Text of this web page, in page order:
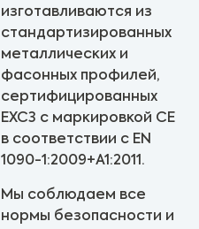
изготавливаются из
стандартизированных
металлических и
фасонных профилей,
сертифицированных
EXC3 с маркировкой CE
в соответствии с EN
1090-1:2009+A1:2011.
Мы соблюдаем все
нормы безопасности и